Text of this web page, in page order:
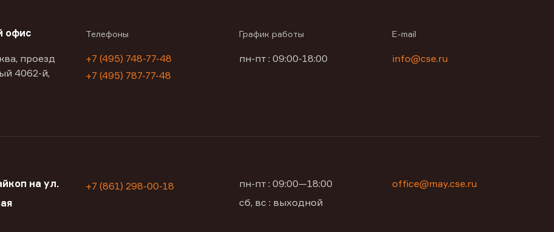
офис
проезд
4062-й,
Телефоны
+7 (495) 748-77-48
+7 (495) 787-77-48
График работы
пн-пт : 09:00-18:00
E-mail
info@cse.ru
на ул.
+7 (861) 298-00-18
пн-пт : 09:00—18:00
сб, вс : выходной
office@may.cse.ru